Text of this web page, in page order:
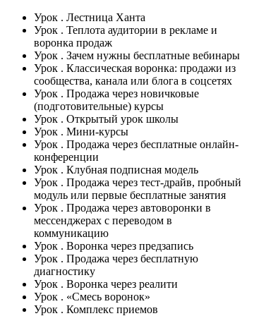
Урок . Лестница Ханта
Урок . Теплота аудитории в рекламе и
воронка продаж
Урок . Зачем нужны бесплатные вебинары
Урок . Классическая воронка: продажи из
сообщества, канала или блога в соцсетях
Урок . Продажа через новичковые
(подготовительные) курсы
Урок . Открытый урок школы
Урок . Мини-курсы
Урок . Продажа через бесплатные онлайн-
конференции
Урок . Клубная подписная модель
Урок . Продажа через тест-драйв, пробный
модуль или первые бесплатные занятия
Урок . Продажа через автоворонки в
мессенджерах с переводом в
коммуникацию
Урок . Воронка через предзапись
Урок . Продажа через бесплатную
диагностику
Урок . Воронка через реалити
Урок . «Смесь воронок»
Урок . Комплекс приемов